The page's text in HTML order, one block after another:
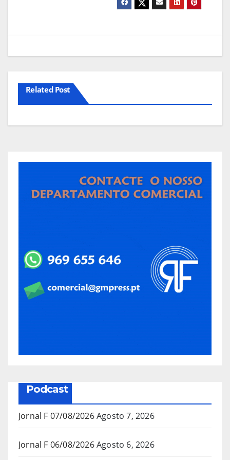
Related Post
Podcast
Jornal F 07/08/2026Agosto 7, 2026
Jornal F 06/08/2026Agosto 6, 2026